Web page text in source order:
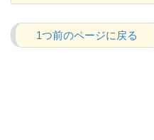
1つ前のページに戻る